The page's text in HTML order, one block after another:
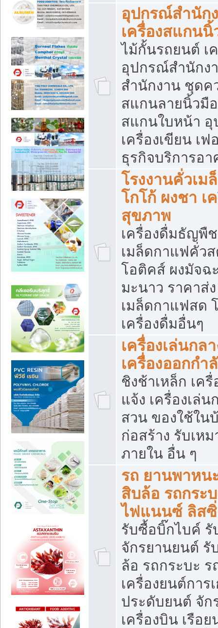
อุปกรณ์สำนัก
เครื่องสแกนนิ้
ไม้กั้นรถยนต์ เ
อุปกรณ์สำนักง
สำนักงาน ชุดค
สแกนลายนิ้วมื
สแกนใบหน้า
เครื่องเขียน เ
ธุรกิจบริการอ
โรงงานคั่วเม
โกโก้ ผงชา เ
สุขภาพ
เครื่องดื่มธัญพื
เมล็ดกาแฟคั่ว
โอติคส์ ผงมัจฉ
มะนาว ราคาส่
เมล็ดกาแฟสด
เครื่องดื่มอื่นๆ
เครื่องเล่นกล
เครื่องออกกำ
ชิงช้าเหล็ก เค
แจ้ง เครื่องเล่น
สวน ของใช้ใน
ก่อสร้าง รับเห
ภายใน อื่น ๆ
รถ ยานพาหน
สิบล้อ รถกระ
ไฟแนนซ์ ลิส
รับซื้อบิ๊กไบค์
จักรยานยนต์ รั
ล้อ รถกระบะ
เครื่องยนต์การ
ประดับยนต์ จัก
เครื่องบิน เรือ